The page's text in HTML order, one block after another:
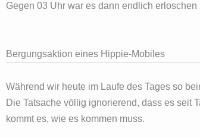
Gegen 03 Uhr war es dann endlich
Bergungsaktion eines Hippie-Mobiles
Während wir heute im Laufe des Tages so
Die Tatsache völlig ignorierend, dass es seit
kommt es, wie es kommen muss.